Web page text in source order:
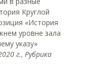
Круглой
«История
уровне зала
указу»
г., Рубрика